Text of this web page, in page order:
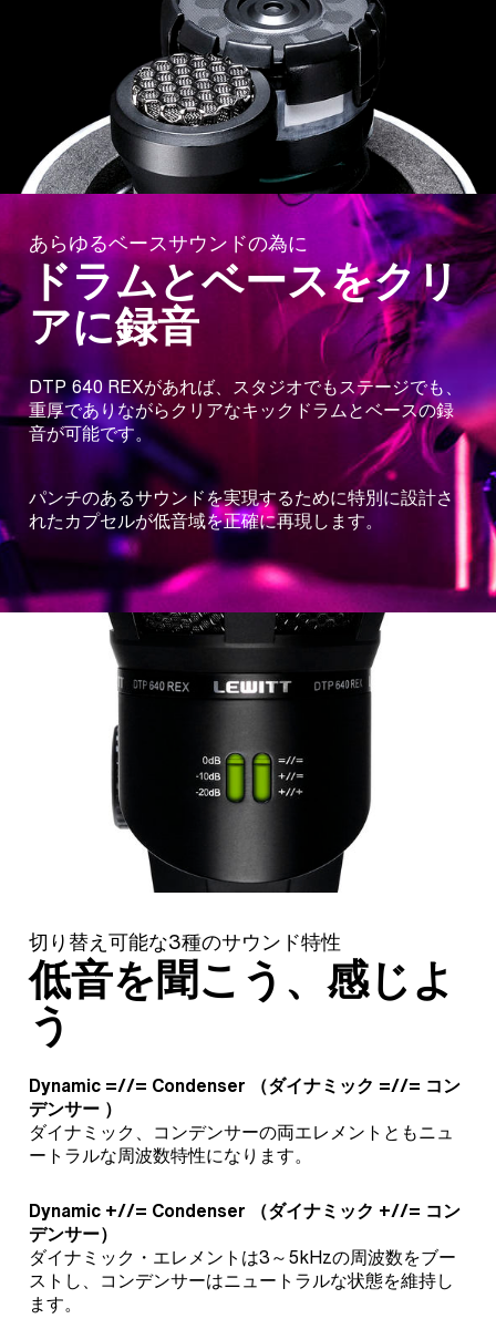
あらゆるベースサウンドの為に
ドラムとベースをクリ
アに録音
DTP 640 REXがあれば、スタジオでもステージでも、
重厚でありながらクリアなキックドラムとベースの録
音が可能です。
パンチのあるサウンドを実現するために特別に設計さ
れたカプセルが低音域を正確に再現します。
切り替え可能な3種のサウンド特性
低音を聞こう、感じよ
う
Dynamic =//= Condenser （ダイナミック =//= コン
デンサー ）
ダイナミック、コンデンサーの両エレメントともニュ
ートラルな周波数特性になります。
Dynamic +//= Condenser （ダイナミック +//= コン
デンサー）
ダイナミック・エレメントは3～5kHzの周波数をブー
ストし、コンデンサーはニュートラルな状態を維持し
ます。